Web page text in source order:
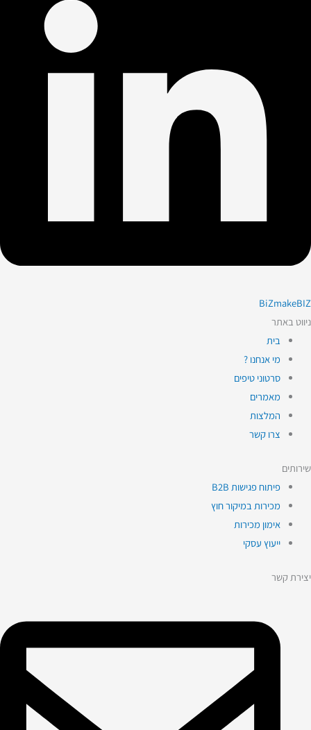
BiZmakeBIZ
ניווט באתר
בית
מי אנחנו ?
סרטוני טיפים
מאמרים
המלצות
צרו קשר
שירותים
פיתוח פגישות B2B
מכירות במיקור חוץ
אימון מכירות
ייעוץ עסקי
יצירת קשר